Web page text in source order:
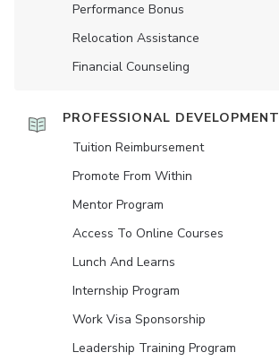
Performance Bonus
Relocation Assistance
Financial Counseling
PROFESSIONAL DEVELOPMENT
Tuition Reimbursement
Promote From Within
Mentor Program
Access To Online Courses
Lunch And Learns
Internship Program
Work Visa Sponsorship
Leadership Training Program